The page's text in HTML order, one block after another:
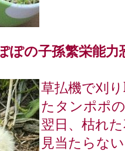
ぽの子孫繁栄能力
草払機で刈
たタンポポ
翌日、枯れ
見当たらな